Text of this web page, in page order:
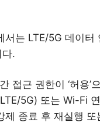
서는 LTE/5G 데이
.
접근 권한이 ‘허용’
5G) 또는 Wi-Fi
제 종료 후 재실행